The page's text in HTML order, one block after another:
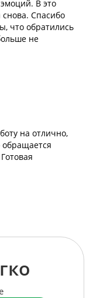
В это
снова. Спасибо
что обратились
не
на отлично,